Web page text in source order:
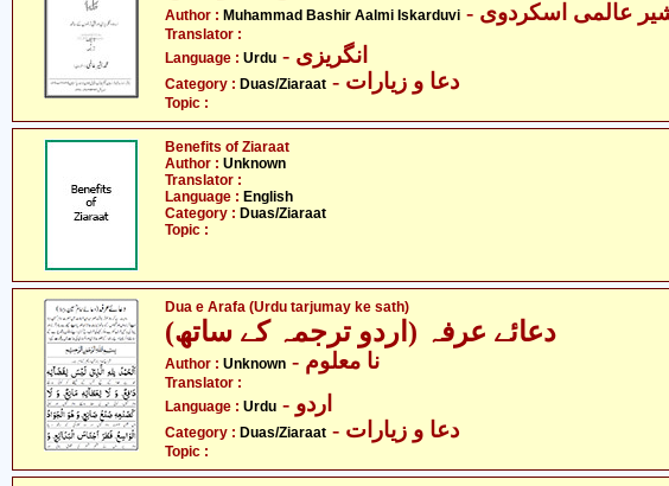
Author : Muhammad Bashir Aalmi Iskarduvi
Translator :
Language : Urdu - انگریزی
Category : Duas/Ziaraat - دعا و زیارات
Topic :
Benefits of Ziaraat
Author : Unknown
Translator :
Language : English
Category : Duas/Ziaraat
Topic :
Dua e Arafa (Urdu tarjumay ke sath)
دعائے عرفہ (اردو ترجمہ کے ساتھ)
Author : Unknown - نا معلوم
Translator :
Language : Urdu - اردو
Category : Duas/Ziaraat - دعا و زیارات
Topic :